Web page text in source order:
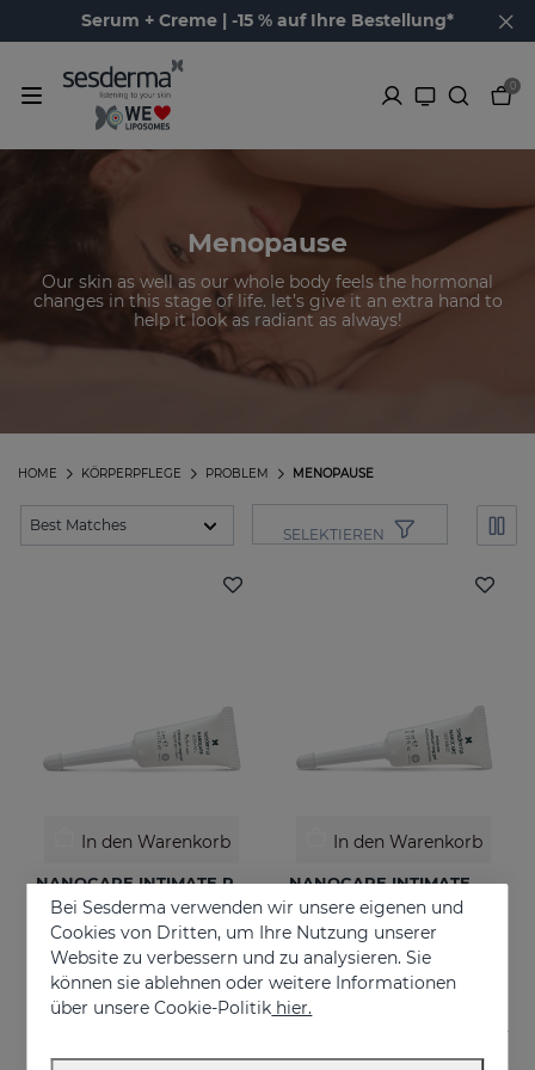
Serum + Creme | -15 % auf Ihre Bestellung*
0
Menopause
Our skin as well as our whole body feels the hormonal
changes in this stage of life. let’s give it an extra hand to
help it look as radiant as always!
MENOPAUSE
PROBLEM
KÖRPERPFLEGE
HOME
SELEKTIEREN
In den Warenkorb
NANOCARE INTIMATE PERFECT CARE 8*5 ML
Crema-gel hidratante especialmente indicado para la sequedad vaginal
€ 36,95
In den Warenkorb
NANOCARE INTIMATE Hidratante Intimo
€ 18,95
Bei Sesderma verwenden wir unsere eigenen und
Cookies von Dritten, um Ihre Nutzung unserer
Website zu verbessern und zu analysieren. Sie
können sie ablehnen oder weitere Informationen
über unsere Cookie-Politik hier.